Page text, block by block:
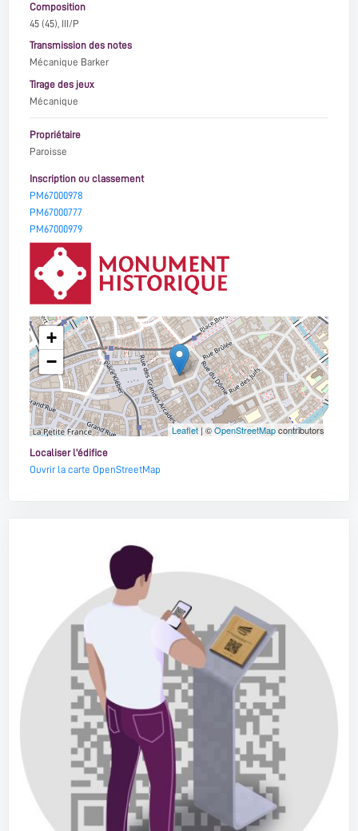
Composition
45 (45), III/P
Transmission des notes
Mécanique Barker
Tirage des jeux
Mécanique
Propriétaire
Paroisse
Inscription ou classement
PM67000978
PM67000777
PM67000979
+
−
Leaflet | ©OpenStreetMapcontributors
Localiser l'édifice
Ouvrir la carte OpenStreetMap